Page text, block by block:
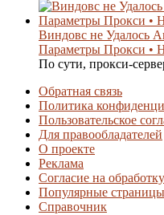
Виндовс не Удалось
Параметры Прокси •
По сути, прокси-
Обратная связь
Политика
Пользовательское
Для правообладателей
О проекте
Реклама
Согласие на
Популярные страницы
Справочник